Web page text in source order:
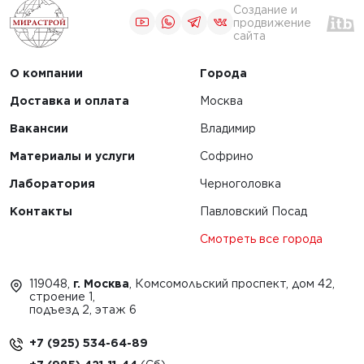
и их
1
Создание и
продвижение
сайта
О компании
Доставка и оплата
Вакансии
Материалы и услуги
Лаборатория
Контакты
Города
Москва
Владимир
Софрино
Черноголовка
Павловский Посад
Смотреть все города
119048, г. Москва , Комсомольский проспект, дом 42,
строение 1,
подъезд 2, этаж 6
+7 (925) 534-64-89